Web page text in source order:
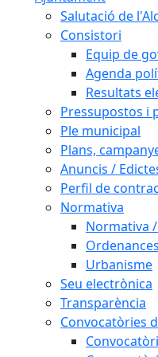
Salutació de
Consistori
Equip de
Agenda
Resultats
Pressupostos i
Ple municipal
Plans,
Anuncis /
Perfil de
Normativa
Normativa
Urbanisme
Seu electrònica
Transparència
Convocatòries